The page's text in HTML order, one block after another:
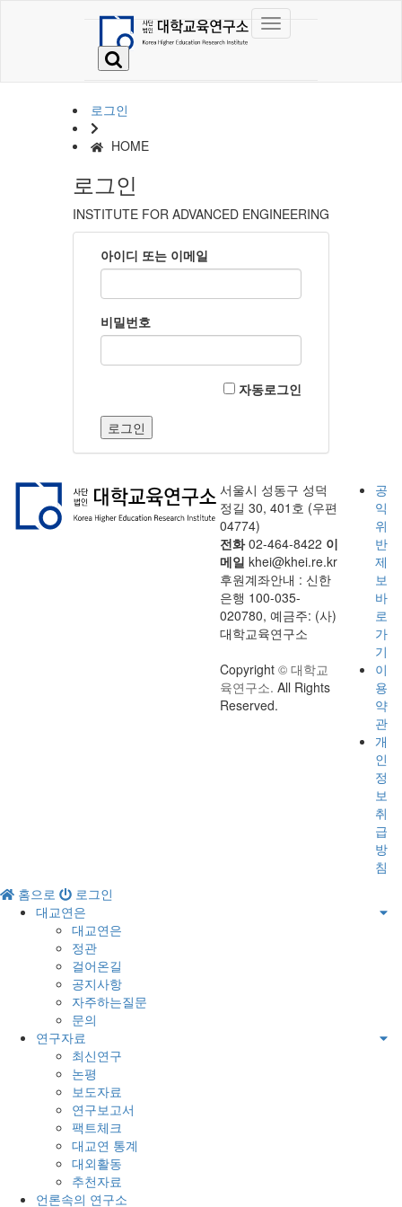
로그인
HOME
로그인
INSTITUTE FOR ADVANCED ENGINEERING
아이디 또는 이메일
비밀번호
자동로그인
로그인
서울시 성동구 성덕
정길 30, 401호 (우편
04774)
전화02-464-8422 이
메일 khei@khei.re.kr
후원계좌안내 : 신한
은행 100-035-
020780, 예금주: (사)
대학교육연구소
Copyright © 대학교
육연구소. All Rights
Reserved.
공
익
위
반
제
보
바
로
가
기
이
용
약
관
개
인
정
보
취
급
방
침
홈으로
로그인
대교연은
대교연은
정관
걸어온길
공지사항
자주하는질문
문의
연구자료
최신연구
논평
보도자료
연구보고서
팩트체크
대교연 통계
대외활동
추천자료
언론속의 연구소